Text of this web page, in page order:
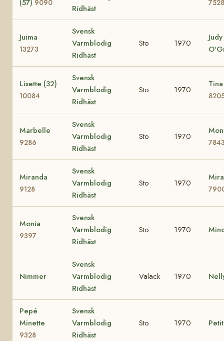
(57) 9090
Ridhäst
7528
Juima
13273
Svensk
Varmblodig
Ridhäst
Sto 1970
Judy
Lisette (32)
10084
Svensk
Varmblodig
Ridhäst
Sto 1970
Marbelle
9286
Svensk
Varmblodig
Ridhäst
Sto 1970
Miranda
9128
Svensk
Varmblodig
Ridhäst
Sto 1970
Monia
9397
Svensk
Varmblodig
Ridhäst
Sto 1970
Nimmer
Svensk
Varmblodig
Ridhäst
Valack 1970
Pepé
Minette
9328
Svensk
Varmblodig
Ridhäst
Sto 1970